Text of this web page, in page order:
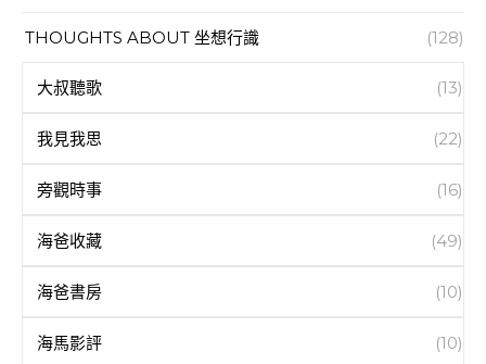
THOUGHTS ABOUT 坐想行識 (128)
大叔聽歌 (13)
我見我思 (22)
旁觀時事 (16)
海爸收藏 (49)
海爸書房 (10)
海馬影評 (10)